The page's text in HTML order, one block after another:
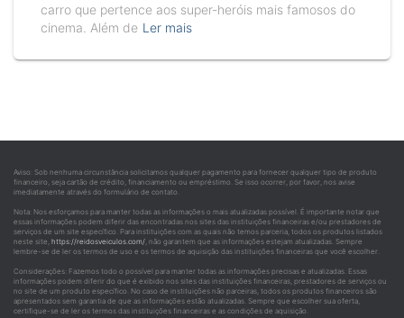
carro que pertence aos super-heróis mais famosos do
cinema. Além de Ler mais
Aviso: Sob nenhuma circunstância solicitamos qualquer pagamento para fornecer qualquer tipo de produto
financeiro, seja cartão de crédito, financiamento ou empréstimo. Se isso ocorrer, por favor, nos avise
imediatamente através do formulário de contato.
Nota: Nos esforçamos para manter todas as informações o mais atualizadas possível. É importante notar que
essas informações podem diferir das encontradas nos sites das instituições financeiras e/ou prestadores de
serviços de um site específico. Para instituições com as quais não temos parceria, todos os produtos listados
neste site, https://reidosveiculos.com/, não garantem que as informações estejam atualizadas. Sempre
lembre-se de ler os termos de uso e os termos de aquisição das instituições financeiras que você escolher.
Considerações: Fazemos todo o possível para manter todas as informações precisas e atualizadas. Essas
informações podem diferir do que é exibido nos sites das instituições financeiras, prestadores de serviços ou
no site de um produto específico. No caso de instituições não parceiras, todos os produtos financeiros são
apresentados sem garantia de que as informações estão atualizadas. Sempre que escolher sua oferta,
certifique-se de ler os termos das instituições financeiras e as condições de aquisição.